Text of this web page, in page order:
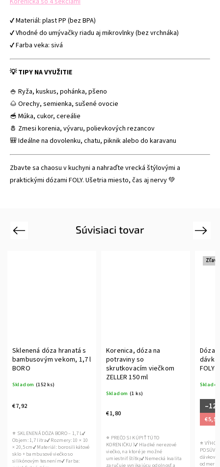
✔ Materiál: plast PP (bez BPA)
✔ Vhodné do umývačky riadu aj mikrovlnky (bez vrchnáka)
✔ Farba veka: sivá
💡 TIPY NA VYUŽITIE
🍚 Ryža, kuskus, pohánka, pšeno
🌰 Orechy, semienka, sušené ovocie
🥣 Múka, cukor, cereálie
🧂 Zmesi korenia, vývaru, polievkových rezancov
🎒 Ideálne na dovolenku, chatu, piknik alebo do karavanu
Zbavte sa chaosu v kuchyni a nahraďte vrecká štýlovými a
praktickými dózami FOLY. Ušetria miesto, čas aj nervy 💚
Súvisiaci tovar
Previous
Sklenená dóza hranatá s
bambusovým vekom, 1,7 l
BORO
Skladom (152 ks)
€7,92
⭐ SKLENENÁ DÓZA BORO – 1,7 L✔
Objem: 1,7 litra✔ Rozmery: 10 × 10
× 20,5 cm✔ Materiál: borosilikátové
sklo + bambusové viečko so
silikónovým tesnením✔ Farba:
Korenica, dóza na
potraviny so
skrutkovacím viečkom
ZELLER 150 ml
Skladom (1 ks)
€1,80
⭐ PREČO SI KÚPIŤ TÚTO
KORENIČKU?✔ Hladké nerezové
viečko, na ktoré je možné
umiestniť štítky✔ Nemecká kvalita
zaručuje vynikajúcu odolnosť a
Zľava
Dóza
FOLY
–12
€5,56
⭐
Next